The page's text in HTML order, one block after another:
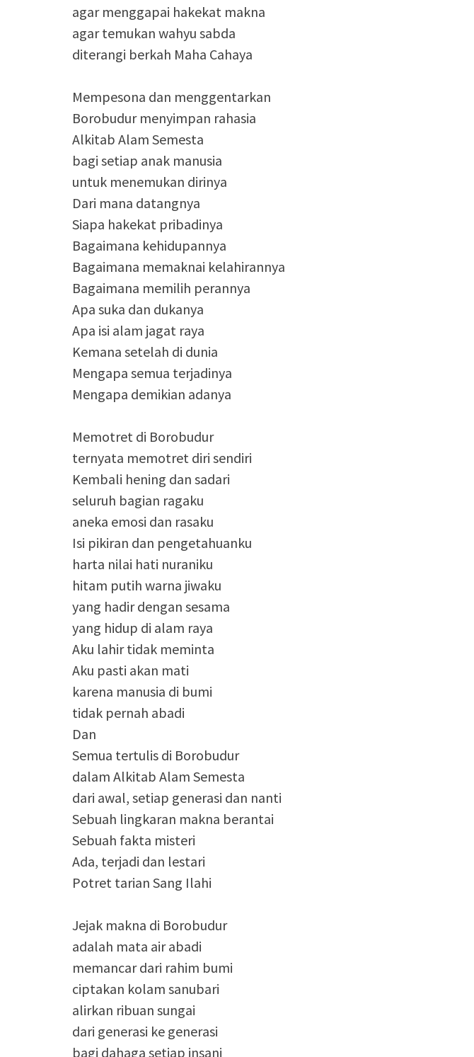
agar menggapai hakekat makna
agar temukan wahyu sabda
diterangi berkah Maha Cahaya
Mempesona dan menggentarkan
Borobudur menyimpan rahasia
Alkitab Alam Semesta
bagi setiap anak manusia
untuk menemukan dirinya
Dari mana datangnya
Siapa hakekat pribadinya
Bagaimana kehidupannya
Bagaimana memaknai kelahirannya
Bagaimana memilih perannya
Apa suka dan dukanya
Apa isi alam jagat raya
Kemana setelah di dunia
Mengapa semua terjadinya
Mengapa demikian adanya
Memotret di Borobudur
ternyata memotret diri sendiri
Kembali hening dan sadari
seluruh bagian ragaku
aneka emosi dan rasaku
Isi pikiran dan pengetahuanku
harta nilai hati nuraniku
hitam putih warna jiwaku
yang hadir dengan sesama
yang hidup di alam raya
Aku lahir tidak meminta
Aku pasti akan mati
karena manusia di bumi
tidak pernah abadi
Dan
Semua tertulis di Borobudur
dalam Alkitab Alam Semesta
dari awal, setiap generasi dan nanti
Sebuah lingkaran makna berantai
Sebuah fakta misteri
Ada, terjadi dan lestari
Potret tarian Sang Ilahi
Jejak makna di Borobudur
adalah mata air abadi
memancar dari rahim bumi
ciptakan kolam sanubari
alirkan ribuan sungai
dari generasi ke generasi
bagi dahaga setiap insani